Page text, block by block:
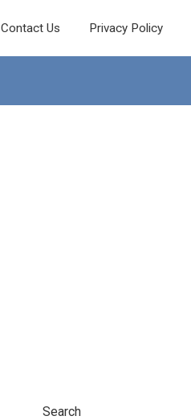
Contact Us Privacy Policy
Search